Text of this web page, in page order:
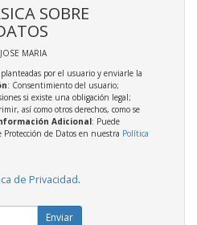
SOBRE
MARIA
por el usuario y enviarle la
: Consentimiento del usuario;
si existe una obligación legal;
así como otros derechos, como se
Adicional: Puede
de Datos en nuestra Política
de Privacidad.
Enviar